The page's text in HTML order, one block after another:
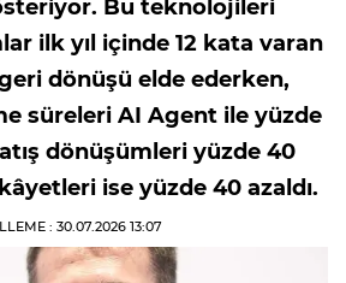
Bu teknolojileri
ilk yıl içinde 12 kata varan
dönüşü elde ederken,
süreleri AI Agent ile yüzde
dönüşümleri yüzde 40
ise yüzde 40 azaldı.
: 30.07.2026 13:07